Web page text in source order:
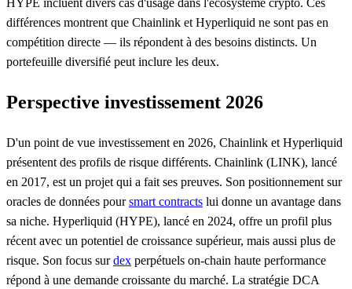
HYPE incluent divers cas d'usage dans l'écosystème crypto. Ces
différences montrent que Chainlink et Hyperliquid ne sont pas en
compétition directe — ils répondent à des besoins distincts. Un
portefeuille diversifié peut inclure les deux.
Perspective investissement 2026
D'un point de vue investissement en 2026, Chainlink et Hyperliquid
présentent des profils de risque différents. Chainlink (LINK), lancé
en 2017, est un projet qui a fait ses preuves. Son positionnement sur
oracles de données poursmart contracts lui donne un avantage dans
sa niche. Hyperliquid (HYPE), lancé en 2024, offre un profil plus
récent avec un potentiel de croissance supérieur, mais aussi plus de
risque. Son focus surdex perpétuels on-chain haute performance
répond à une demande croissante du marché. La stratégie DCA